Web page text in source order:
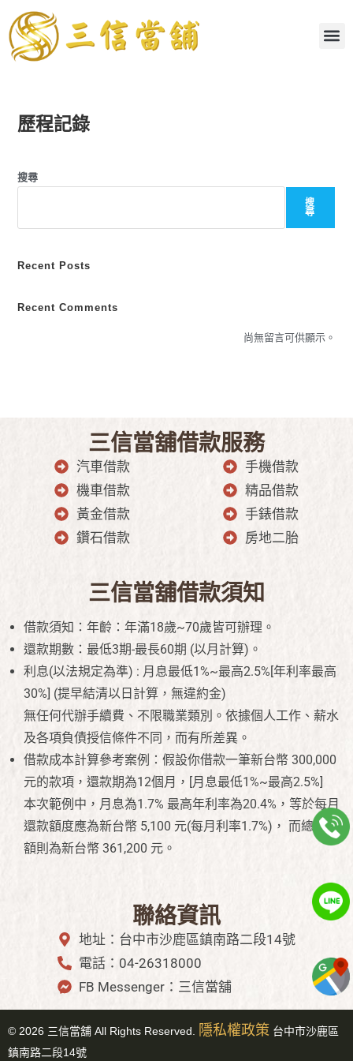
歷程記錄
搜尋
搜
尋
Recent Posts
Recent Comments
尚無留言可供顯示。
三信當舖借款服務
汽車借款
機車借款
黃金借款
鑽石借款
手機借款
精品借款
手錶借款
房地二胎
三信當舖借款須知
借款須知：年齡：年滿18歲~70歲皆可辦理。
還款期數：最低3期-最長60期 (以月計算)。
利息(以法規定為準) : 月息最低1%~最高2.5%[年利率最高
30%] (提早結清以日計算，無違約金)
無任何代辦手續費、不限職業類別。依據個人工作、薪水
及各項負債授信條件不同，而有所差異。
借款成本計算參考案例：假設你借款一筆新台幣 300,000
元的款項，還款期為12個月，[月息最低1%~最高2.5%]
本次範例中，月息為1.7% 最高年利率為20.4%，等於每月
還款額度應為新台幣 5,100 元(每月利率1.7%)， 而總還款
額則為新台幣 361,200 元。
聯絡資訊
地址：台中市沙鹿區鎮南路二段14號
電話：04-26318000
FB Messenger：三信當舖
© 2026 三信當舖 All Rights Reserved. 隱私權政策 台中市沙鹿區
鎮南路二段14號